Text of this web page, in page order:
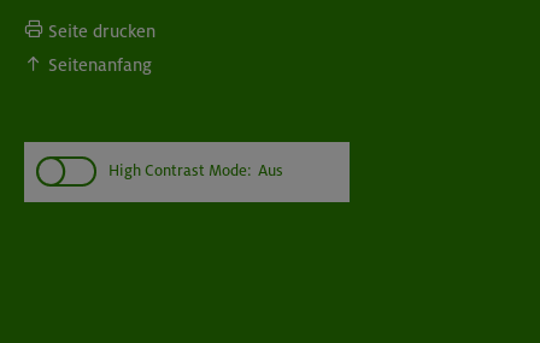
Seite drucken
Seitenanfang
High Contrast Mode: Aus